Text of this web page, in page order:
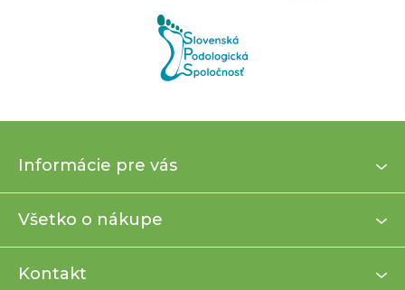
p
t
Informácie pre vás
Všetko o nákupe
Kontakt